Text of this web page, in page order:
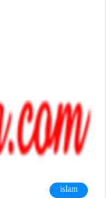
islam